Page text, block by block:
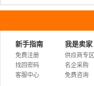
新手指南
免费注册
找回密码
客服中心
我是卖家
供应商专区
名企采购
免费咨询